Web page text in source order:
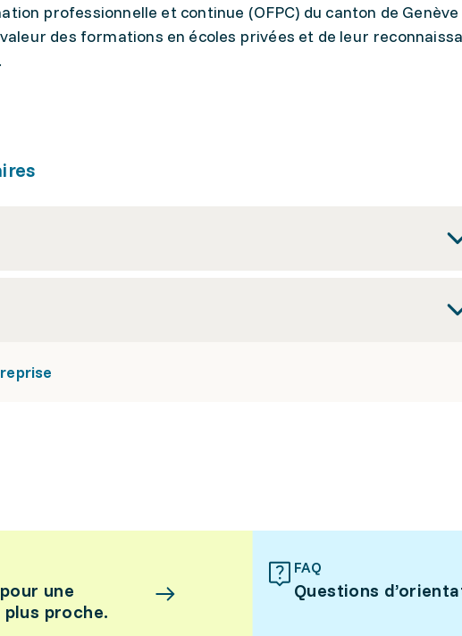
professionnelle et continue (OFPC) du canton de Genève
des formations en écoles privées et de leur
une
proche.
FAQ
Questions